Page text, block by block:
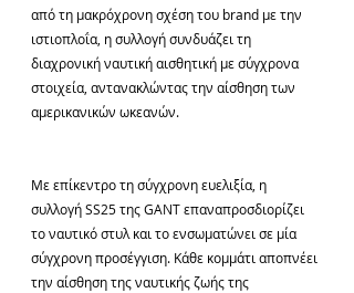
από τη μακρόχρονη σχέση του brand με την
ιστιοπλοΐα, η συλλογή συνδυάζει τη
διαχρονική ναυτική αισθητική με σύγχρονα
στοιχεία, αντανακλώντας την αίσθηση των
αμερικανικών ωκεανών.
Με επίκεντρο τη σύγχρονη ευελιξία, η
συλλογή SS25 της GANT επαναπροσδιορίζει
το ναυτικό στυλ και το ενσωματώνει σε μία
σύγχρονη προσέγγιση. Κάθε κομμάτι αποπνέει
την αίσθηση της ναυτικής ζωής της